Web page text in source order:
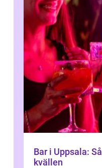
Bar i Uppsala:
kvällen